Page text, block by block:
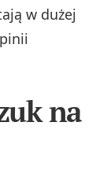
w dużej
na